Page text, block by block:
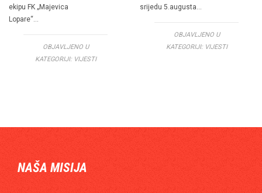
ekipu FK „Majevica
Lopare“…
OBJAVLJENO U
KATEGORIJI: VIJESTI
srijedu 5.augusta…
OBJAVLJENO U
KATEGORIJI: VIJESTI
NAŠA MISIJA